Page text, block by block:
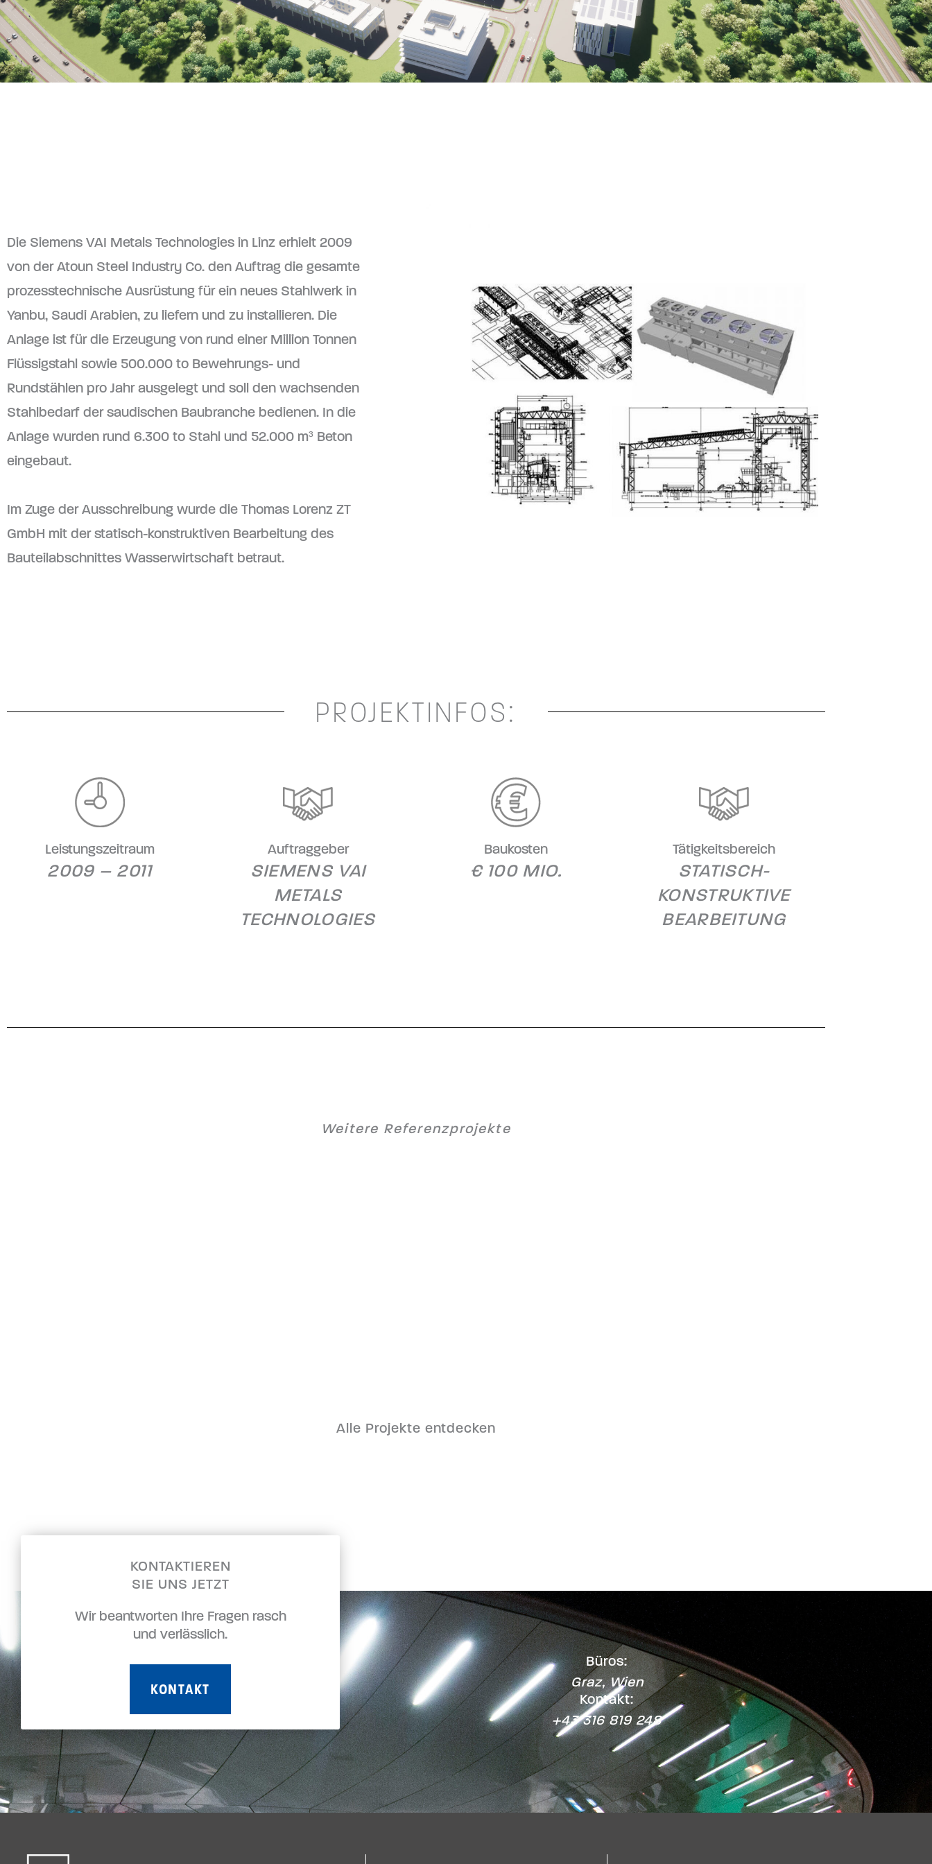
Die Siemens VAI Metals Technologies in Linz erhielt 2009
von der Atoun Steel Industry Co. den Auftrag die gesamte
prozesstechnische Ausrüstung für ein neues Stahlwerk in
Yanbu, Saudi Arabien, zu liefern und zu installieren. Die
Anlage ist für die Erzeugung von rund einer Million Tonnen
Flüssigstahl sowie 500.000 to Bewehrungs- und
Rundstählen pro Jahr ausgelegt und soll den wachsenden
Stahlbedarf der saudischen Baubranche bedienen. In die
Anlage wurden rund 6.300 to Stahl und 52.000 m³ Beton
eingebaut.
Im Zuge der Ausschreibung wurde die Thomas Lorenz ZT
GmbH mit der statisch-konstruktiven Bearbeitung des
Bauteilabschnittes Wasserwirtschaft betraut.
PROJEKTINFOS:
Leistungszeitraum
2009 – 2011
Auftraggeber
SIEMENS VAI
METALS
TECHNOLOGIES
Baukosten
€ 100 MIO.
Tätigkeitsbereich
STATISCH-
KONSTRUKTIVE
BEARBEITUNG
Weitere Referenzprojekte
Alle Projekte entdecken
KONTAKTIEREN
SIE UNS JETZT
Wir beantworten Ihre Fragen rasch
und verlässlich.
KONTAKT
Büros:
Graz, Wien
Kontakt:
+43 316 819 248